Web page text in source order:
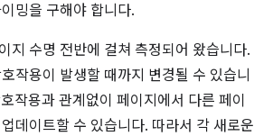
밍을 구해야 합니다.
지 수명 전반에 걸쳐 측정되어 왔습니다.
작용이 발생할 때까지 변경될 수 있습니
작용과 관계없이 페이지에서 다른 페이
데이트할 수 있습니다. 따라서 각 새로운